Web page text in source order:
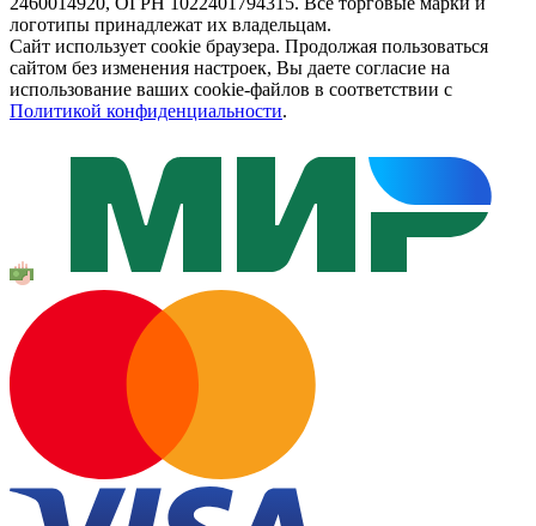
логотипы принадлежат их владельцам.
Сайт использует cookie браузера. Продолжая пользоваться
сайтом без изменения настроек, Вы даете согласие на
использование ваших cookie-файлов в соответствии с
Политикой конфиденциальности.